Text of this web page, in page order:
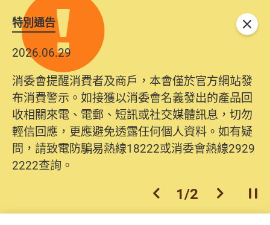
特別通告
2026.06.29
消委會提醒消費者及商戶，本會僅於官方網站發
布消費警示。如接獲以消委會名義發出的產品回
收相關來電、電郵、短訊或社交媒體訊息，切勿
輕信回應，更應避免透露任何個人資料。如有疑
問，請致電防騙易熱線18222或消委會熱線2929
2222查詢。
上一個
1/2 下一個開
關閉